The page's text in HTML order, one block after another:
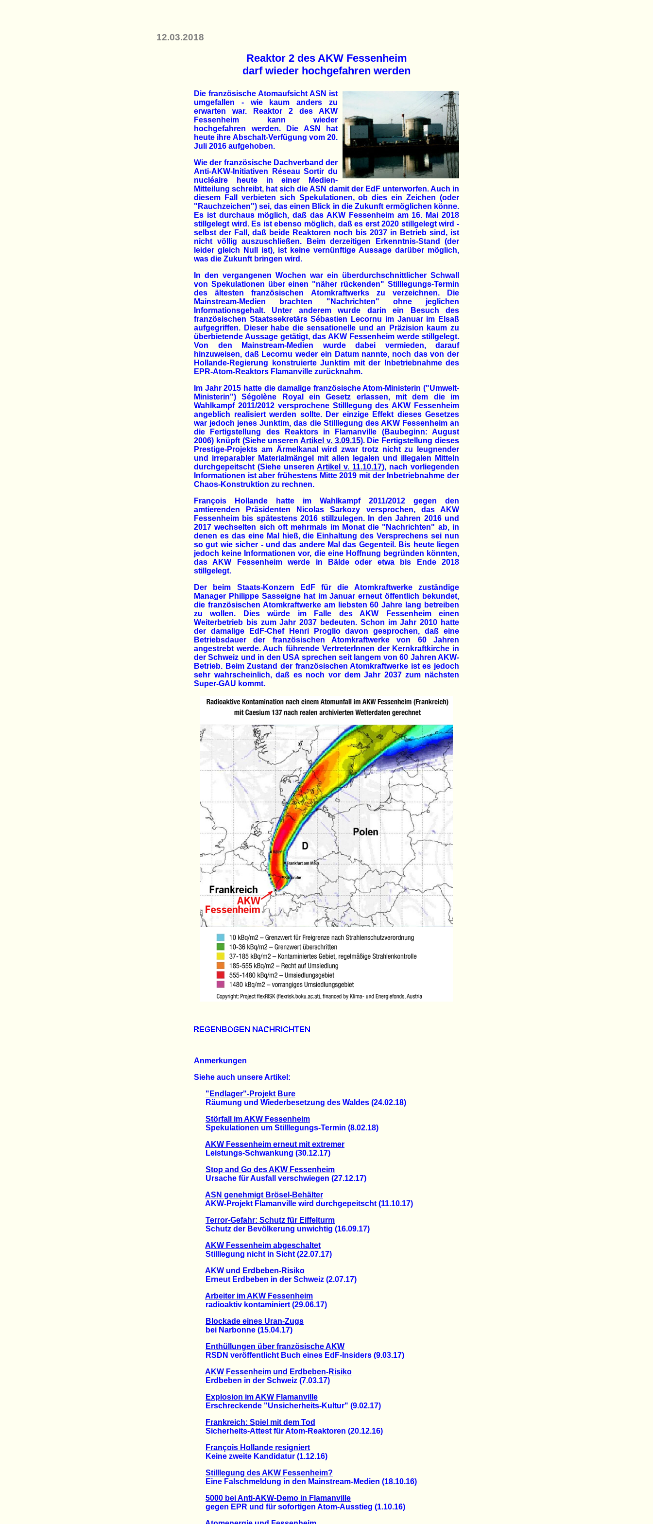
12.03.2018
Reaktor 2 des AKW Fessenheim
darf wieder hochgefahren werden
Die französische Atomaufsicht ASN ist
umgefallen - wie kaum anders zu
erwarten war. Reaktor 2 des AKW
Fessenheim kann wieder
hochgefahren werden. Die ASN hat
heute ihre Abschalt-Verfügung vom 20.
Juli 2016 aufgehoben.
Wie der französische Dachverband der
Anti-AKW-Initiativen Réseau Sortir du
nucléaire heute in einer Medien-
Mitteilung schreibt, hat sich die ASN damit der EdF unterworfen. Auch in
diesem Fall verbieten sich Spekulationen, ob dies ein Zeichen (oder
"Rauchzeichen") sei, das einen Blick in die Zukunft ermöglichen könne.
Es ist durchaus möglich, daß das AKW Fessenheim am 16. Mai 2018
stillgelegt wird. Es ist ebenso möglich, daß es erst 2020 stillgelegt wird -
selbst der Fall, daß beide Reaktoren noch bis 2037 in Betrieb sind, ist
nicht völlig auszuschließen. Beim derzeitigen Erkenntnis-Stand (der
leider gleich Null ist), ist keine vernünftige Aussage darüber möglich,
was die Zukunft bringen wird.
In den vergangenen Wochen war ein überdurchschnittlicher Schwall
von Spekulationen über einen "näher rückenden" Stilllegungs-Termin
des ältesten französischen Atomkraftwerks zu verzeichnen. Die
Mainstream-Medien brachten "Nachrichten" ohne jeglichen
Informationsgehalt. Unter anderem wurde darin ein Besuch des
französischen Staatssekretärs Sébastien Lecornu im Januar im Elsaß
aufgegriffen. Dieser habe die sensationelle und an Präzision kaum zu
überbietende Aussage getätigt, das AKW Fessenheim werde stillgelegt.
Von den Mainstream-Medien wurde dabei vermieden, darauf
hinzuweisen, daß Lecornu weder ein Datum nannte, noch das von der
Hollande-Regierung konstruierte Junktim mit der Inbetriebnahme des
EPR-Atom-Reaktors Flamanville zurücknahm.
Im Jahr 2015 hatte die damalige französische Atom-Ministerin ("Umwelt-
Ministerin") Ségolène Royal ein Gesetz erlassen, mit dem die im
Wahlkampf 2011/2012 versprochene Stilllegung des AKW Fessenheim
angeblich realisiert werden sollte. Der einzige Effekt dieses Gesetzes
war jedoch jenes Junktim, das die Stilllegung des AKW Fessenheim an
die Fertigstellung des Reaktors in Flamanville (Baubeginn: August
2006) knüpft (Siehe unserenArtikel v. 3.09.15). Die Fertigstellung dieses
Prestige-Projekts am Ärmelkanal wird zwar trotz nicht zu leugnender
und irreparabler Materialmängel mit allen legalen und illegalen Mitteln
durchgepeitscht (Siehe unseren Artikel v. 11.10.17), nach vorliegenden
Informationen ist aber frühestens Mitte 2019 mit der Inbetriebnahme der
Chaos-Konstruktion zu rechnen.
François Hollande hatte im Wahlkampf 2011/2012 gegen den
amtierenden Präsidenten Nicolas Sarkozy versprochen, das AKW
Fessenheim bis spätestens 2016 stillzulegen. In den Jahren 2016 und
2017 wechselten sich oft mehrmals im Monat die "Nachrichten" ab, in
denen es das eine Mal hieß, die Einhaltung des Versprechens sei nun
so gut wie sicher - und das andere Mal das Gegenteil. Bis heute liegen
jedoch keine Informationen vor, die eine Hoffnung begründen könnten,
das AKW Fessenheim werde in Bälde oder etwa bis Ende 2018
stillgelegt.
Der beim Staats-Konzern EdF für die Atomkraftwerke zuständige
Manager Philippe Sasseigne hat im Januar erneut öffentlich bekundet,
die französischen Atomkraftwerke am liebsten 60 Jahre lang betreiben
zu wollen. Dies würde im Falle des AKW Fessenheim einen
Weiterbetrieb bis zum Jahr 2037 bedeuten. Schon im Jahr 2010 hatte
der damalige EdF-Chef Henri Proglio davon gesprochen, daß eine
Betriebsdauer der französischen Atomkraftwerke von 60 Jahren
angestrebt werde. Auch führende VertreterInnen der Kernkraftkirche in
der Schweiz und in den USA sprechen seit langem von 60 Jahren AKW-
Betrieb. Beim Zustand der französischen Atomkraftwerke ist es jedoch
sehr wahrscheinlich, daß es noch vor dem Jahr 2037 zum nächsten
Super-GAU kommt.
Anmerkungen
Siehe auch unsere Artikel:
"Endlager"-Projekt Bure
Räumung und Wiederbesetzung des Waldes (24.02.18)
Störfall im AKW Fessenheim
Spekulationen um Stilllegungs-Termin (8.02.18)
AKW Fessenheim erneut mit extremer
Leistungs-Schwankung (30.12.17)
Stop and Go des AKW Fessenheim
Ursache für Ausfall verschwiegen (27.12.17)
ASN genehmigt Brösel-Behälter
AKW-Projekt Flamanville wird durchgepeitscht (11.10.17)
Terror-Gefahr: Schutz für Eiffelturm
Schutz der Bevölkerung unwichtig (16.09.17)
AKW Fessenheim abgeschaltet
Stilllegung nicht in Sicht (22.07.17)
AKW und Erdbeben-Risiko
Erneut Erdbeben in der Schweiz (2.07.17)
Arbeiter im AKW Fessenheim
radioaktiv kontaminiert (29.06.17)
Blockade eines Uran-Zugs
bei Narbonne (15.04.17)
Enthüllungen über französische AKW
RSDN veröffentlicht Buch eines EdF-Insiders (9.03.17)
AKW Fessenheim und Erdbeben-Risiko
Erdbeben in der Schweiz (7.03.17)
Explosion im AKW Flamanville
Erschreckende "Unsicherheits-Kultur" (9.02.17)
Frankreich: Spiel mit dem Tod
Sicherheits-Attest für Atom-Reaktoren (20.12.16)
François Hollande resigniert
Keine zweite Kandidatur (1.12.16)
Stilllegung des AKW Fessenheim?
Eine Falschmeldung in den Mainstream-Medien (18.10.16)
5000 bei Anti-AKW-Demo in Flamanville
gegen EPR und für sofortigen Atom-Ausstieg (1.10.16)